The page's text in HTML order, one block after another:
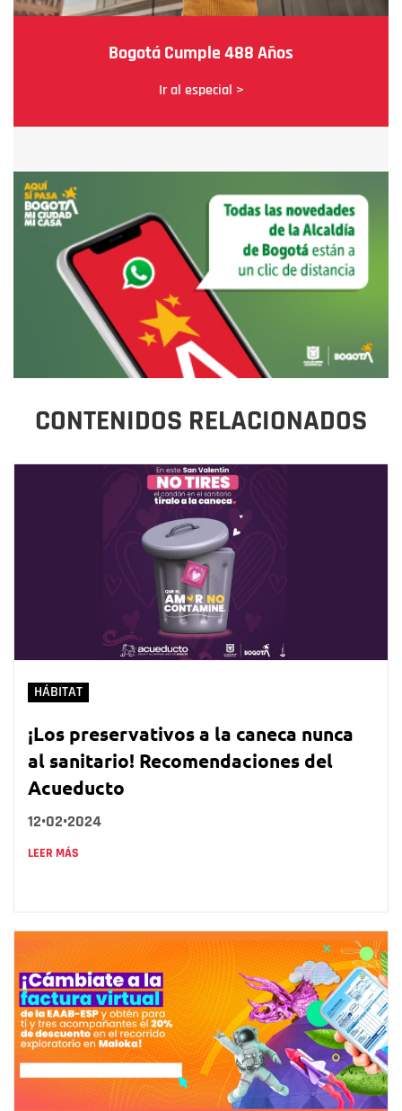
Bogotá Cumple 488 Años
Ir al especial >
CONTENIDOS RELACIONADOS
HÁBITAT
¡Los preservativos a la caneca nunca
al sanitario! Recomendaciones del
Acueducto
12•02•2024
LEER MÁS